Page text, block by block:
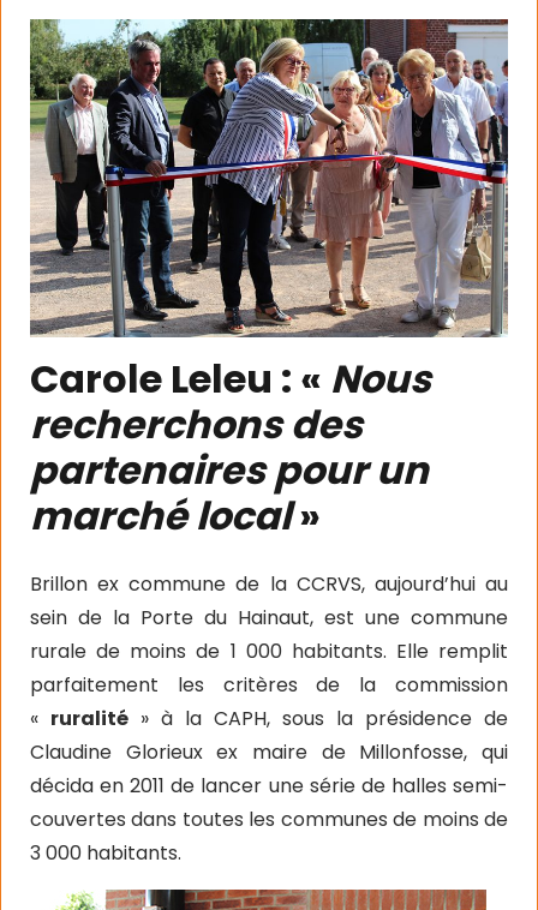
Carole Leleu : « Nous
recherchons des
partenaires pour un
marché local»
Brillon ex commune de la CCRVS, aujourd’hui au
sein de la Porte du Hainaut, est une commune
rurale de moins de 1 000 habitants. Elle remplit
parfaitement les critères de la commission
« ruralité » à la CAPH, sous la présidence de
Claudine Glorieux ex maire de Millonfosse, qui
décida en 2011 de lancer une série de halles semi-
couvertes dans toutes les communes de moins de
3 000 habitants.